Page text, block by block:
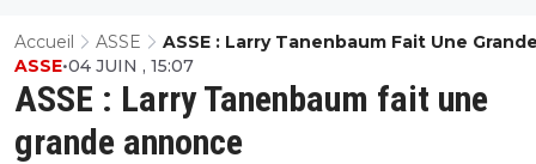
Accueil ASSE
ASSE : Larry Tanenbaum Fait Une
Annonce
ASSE : Larry Tanenbaum fait une
grande annonce
ASSE•04 JUIN , 15:07